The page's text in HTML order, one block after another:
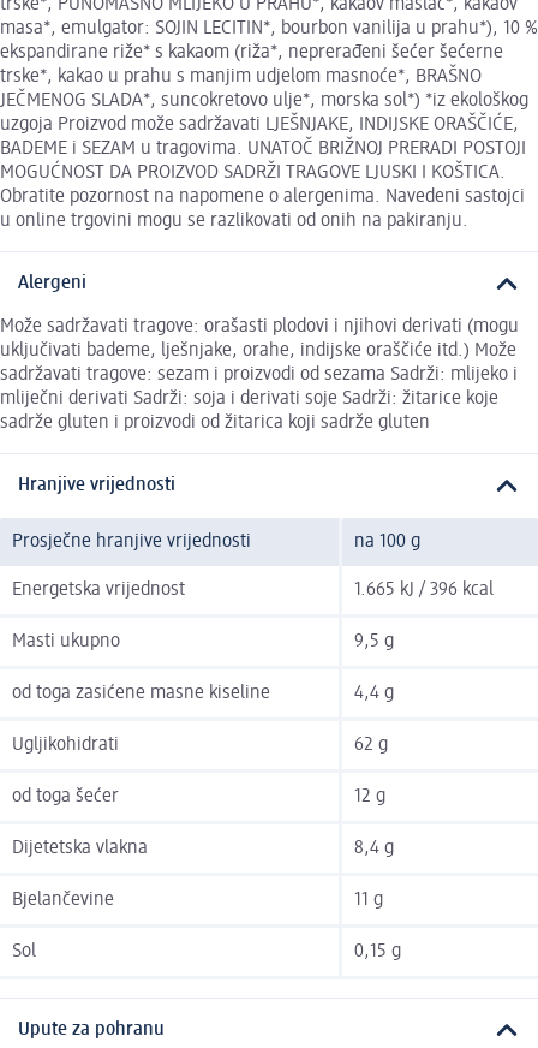
trske*, PUNOMASNO MLIJEKO U PRAHU*, kakaov maslac*, kakaov
masa*, emulgator: SOJIN LECITIN*, bourbon vanilija u prahu*), 10 %
ekspandirane riže* s kakaom (riža*, neprerađeni šećer šećerne
trske*, kakao u prahu s manjim udjelom masnoće*, BRAŠNO
JEČMENOG SLADA*, suncokretovo ulje*, morska sol*) *iz ekološkog
uzgoja Proizvod može sadržavati LJEŠNJAKE, INDIJSKE ORAŠČIĆE,
BADEME i SEZAM u tragovima. UNATOČ BRIŽNOJ PRERADI POSTOJI
MOGUĆNOST DA PROIZVOD SADRŽI TRAGOVE LJUSKI I KOŠTICA.
Obratite pozornost na napomene o alergenima. Navedeni sastojci
u online trgovini mogu se razlikovati od onih na pakiranju.
Alergeni
Može sadržavati tragove: orašasti plodovi i njihovi derivati (mogu
uključivati bademe, lješnjake, orahe, indijske oraščiće itd.) Može
sadržavati tragove: sezam i proizvodi od sezama Sadrži: mlijeko i
mliječni derivati Sadrži: soja i derivati soje Sadrži: žitarice koje
sadrže gluten i proizvodi od žitarica koji sadrže gluten
Hranjive vrijednosti
Prosječne hranjive vrijednosti na 100 g
Energetska vrijednost 1.665 kJ / 396 kcal
Masti ukupno 9,5 g
od toga zasićene masne kiseline 4,4 g
Ugljikohidrati 62 g
od toga šećer 12 g
Dijetetska vlakna 8,4 g
Bjelančevine 11 g
Sol 0,15 g
Upute za pohranu